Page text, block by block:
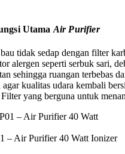
Utama Air Purifier
tidak sedap dengan filter
alergen seperti serbuk sari,
sehingga ruangan terbebas
agar kualitas udara kembali
yang berguna untuk
– Air Purifier 40 Watt Ionizer